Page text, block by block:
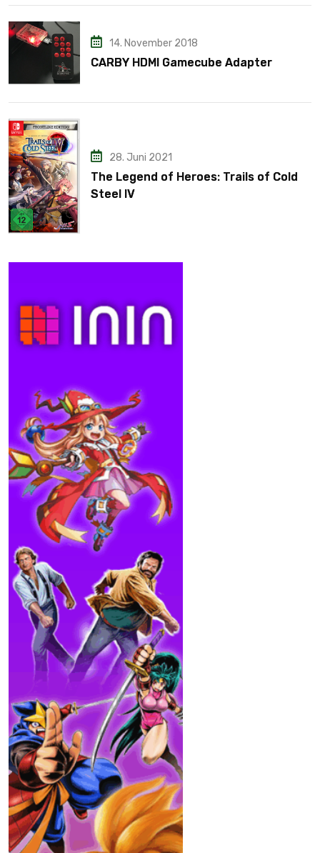
14. November 2018
CARBY HDMI Gamecube Adapter
28. Juni 2021
The Legend of Heroes: Trails of Cold
Steel IV